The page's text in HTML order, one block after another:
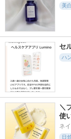
美白
セ
ハ
＼
使
ネ
日